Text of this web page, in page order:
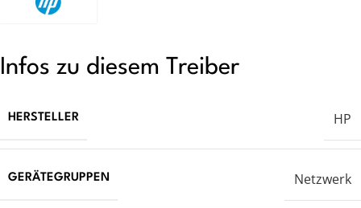
Infos zu diesem Treiber
HERSTELLER HP
GERÄTEGRUPPEN Netzwerk